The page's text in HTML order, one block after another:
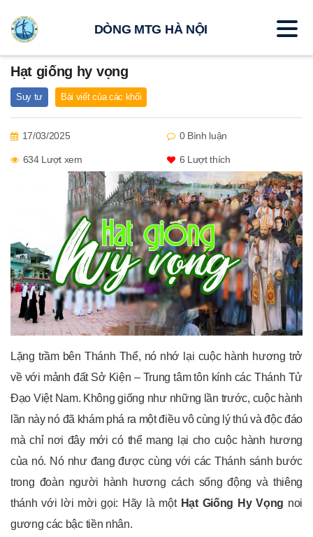
Hạt giống hy vọng
Suy tư Bài viết của các khối
17/03/2025 0 Bình luận
634 Lượt xem 6 Lượt thích
Lặng trầm bên Thánh Thể, nó nhớ lại cuộc hành hương trở
về với mảnh đất Sở Kiện – Trung tâm tôn kính các Thánh Tử
Đạo Việt Nam. Không giống như những lần trước, cuộc hành
lần này nó đã khám phá ra một điều vô cùng lý thú và độc đáo
mà chỉ nơi đây mới có thể mang lại cho cuộc hành hương
của nó. Nó như đang được cùng với các Thánh sánh bước
trong đoàn người hành hương cách sống động và thiêng
thánh với lời mời gọi: Hãy là một Hạt Giống Hy Vọng noi
gương các bậc tiền nhân.
DÒNG MTG HÀ NỘI